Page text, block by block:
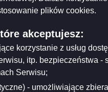
plików cookies.
akceptujesz:
korzystanie z usług
itp. bezpieczeństwa
Serwisu;
- umożliwiające
z
dla
jest Gmina
8
Historia strony